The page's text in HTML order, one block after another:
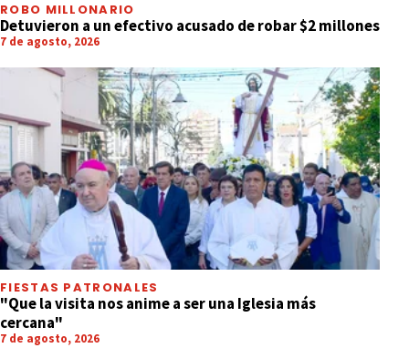
ROBO MILLONARIO
Detuvieron a un efectivo acusado de robar $2 millones
7 de agosto, 2026
FIESTAS PATRONALES
"Que la visita nos anime a ser una Iglesia más
cercana"
7 de agosto, 2026